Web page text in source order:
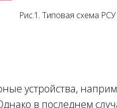
Рис.1. Типовая схема РСУ
устройства,
в последнем